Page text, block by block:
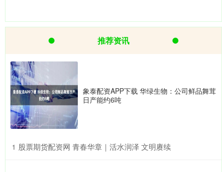
推荐资讯
象泰配资APP下载 华绿生物：公司鲜品舞茸
日产能约6吨
1 ​股票期货配资网 青春华章｜活水润泽 文明赓续